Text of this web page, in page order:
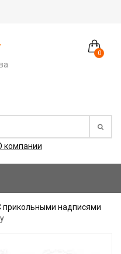
0
компании
прикольными надписями